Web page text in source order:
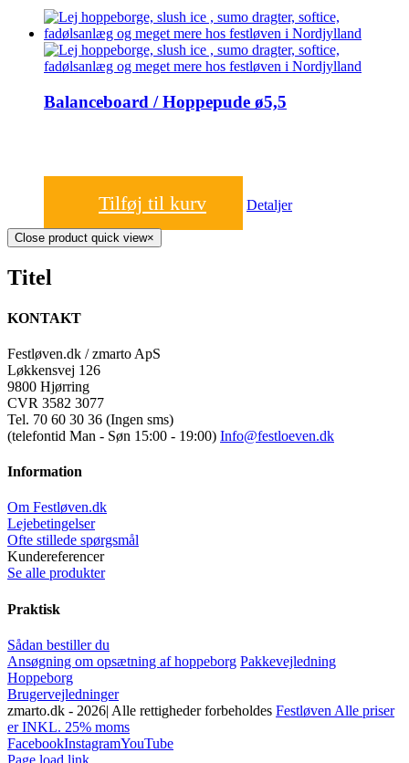
Balanceboard / Hoppepude ø5,5
Tilføj til kurv Detaljer
Close product quick view×
Titel
KONTAKT
Festløven.dk / zmarto ApS
Løkkensvej 126
9800 Hjørring
CVR 3582 3077
Tel. 70 60 30 36 (Ingen sms)
(telefontid Man - Søn 15:00 - 19:00) Info@festloeven.dk
Information
Om Festløven.dk
Lejebetingelser
Ofte stillede spørgsmål
Kundereferencer
Se alle produkter
Praktisk
Sådan bestiller du
Ansøgning om opsætning af hoppeborg Pakkevejledning
Hoppeborg
Brugervejledninger
zmarto.dk - 2026| Alle rettigheder forbeholdes Festløven Alle priser
er INKL. 25% moms
FacebookInstagramYouTube
Page load link